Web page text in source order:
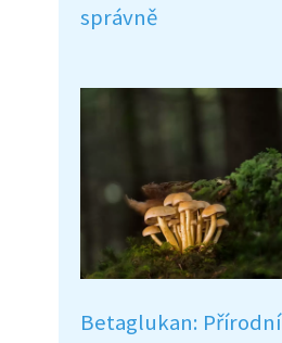
správně
Betaglukan: Přírodní